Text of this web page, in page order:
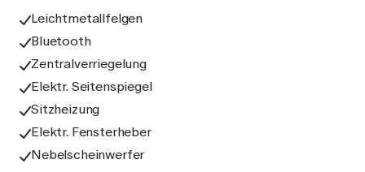
Leichtmetallfelgen
Bluetooth
Zentralverriegelung
Elektr. Seitenspiegel
Sitzheizung
Elektr. Fensterheber
Nebelscheinwerfer